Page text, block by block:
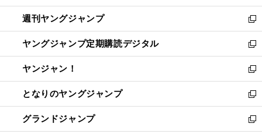
開
く
ウ
で
開
く
ン
ド
ウ
で
開
く
ウ
ィ
ン
ド
ウ
で
開
く
週刊ヤングジャンプ
新
し
い
ウ
ィ
ン
ド
ウ
で
開
ヤングジャンプ定期購読デジタル
新
し
い
ウ
ィ
ン
ド
ウ
ヤンジャン！
新
し
い
ウ
ィ
となりのヤングジャンプ
新
し
い
グランドジャンプ
新